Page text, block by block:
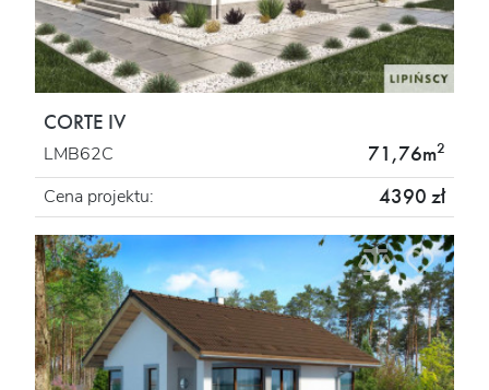
CORTE IV
LMB62C 71,76m2
Cena projektu: 4390 zł